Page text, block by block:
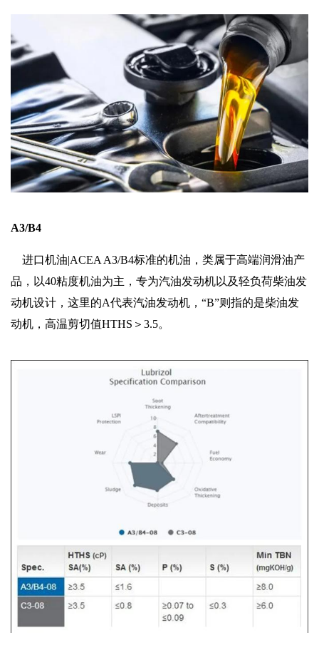
A3/B4
进口机油|ACEA A3/B4标准的机油，类属于高端润滑油产
品，以40粘度机油为主，专为汽油发动机以及轻负荷柴油发
动机设计，这里的A代表汽油发动机，“B”则指的是柴油发
动机，高温剪切值HTHS＞3.5。